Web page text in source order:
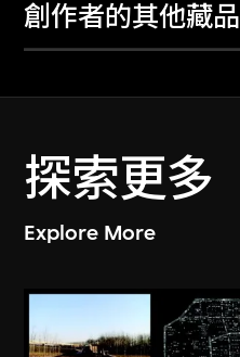
創作者的其他藏品
探索更多
Explore More